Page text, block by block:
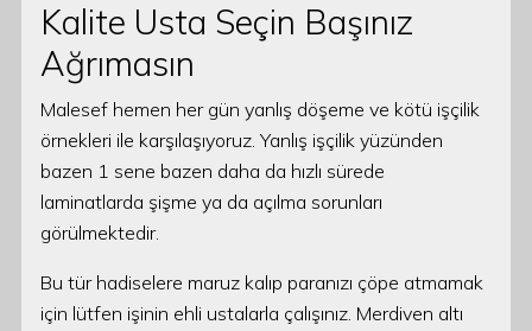
Kalite Usta Seçin Başınız
Ağrımasın
Malesef hemen her gün yanlış döşeme ve kötü işçilik
örnekleri ile karşılaşıyoruz. Yanlış işçilik yüzünden
bazen 1 sene bazen daha da hızlı sürede
laminatlarda şişme ya da açılma sorunları
görülmektedir.
Bu tür hadiselere maruz kalıp paranızı çöpe atmamak
için lütfen işinin ehli ustalarla çalışınız. Merdiven altı